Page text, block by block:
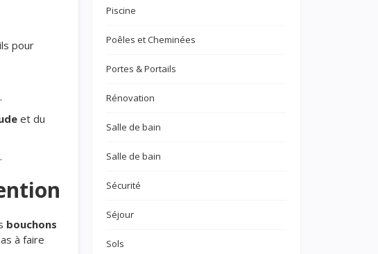
pour
et du
bouchons
à faire
Piscine
Poêles et Cheminées
Portes & Portails
Rénovation
Salle de bain
Salle de bain
Sécurité
Séjour
Sols